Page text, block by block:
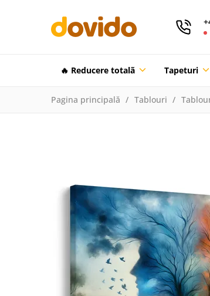
🔥 Reducere totalã Tapeturi
Pagina principală Tablouri